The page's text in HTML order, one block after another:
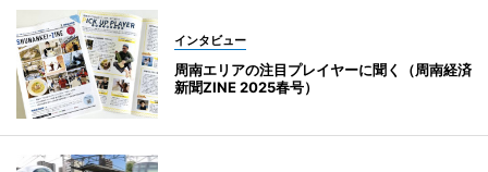
インタビュー
周南エリアの注目プレイヤーに聞く（周南経済
新聞ZINE 2025春号）